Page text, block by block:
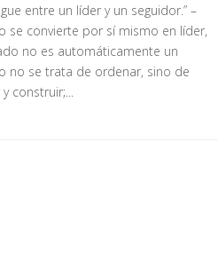
entre un líder y un seguidor.” –
se convierte por sí mismo en líder,
no es automáticamente un
no se trata de ordenar, sino de
construir;...